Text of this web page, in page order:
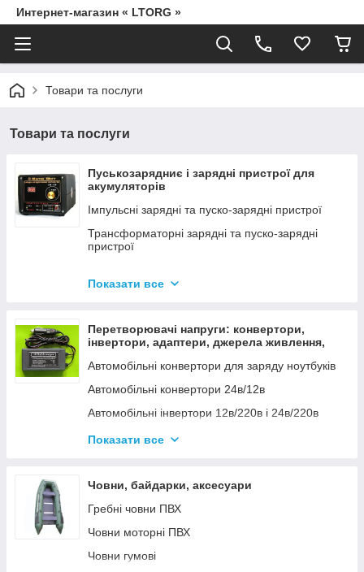
Интернет-магазин « LTORG »
Товари та послуги
Товари та послуги
Пуськозарядниє і зарядні пристрої для
акумуляторів
Імпульсні зарядні та пуско-зарядні пристрої
Трансформаторні зарядні та пуско-зарядні
пристрої
Показати все
Перетворювачі напруги: конвертори,
інвертори, адаптери, джерела живлення,
Автомобільні конвертори для заряду ноутбуків
Автомобільні конвертори 24в/12в
Автомобільні інвертори 12в/220в і 24в/220в
Вольтметры
Показати все
Човни, байдарки, аксесуари
Гребні човни ПВХ
Човни моторні ПВХ
Човни гумові